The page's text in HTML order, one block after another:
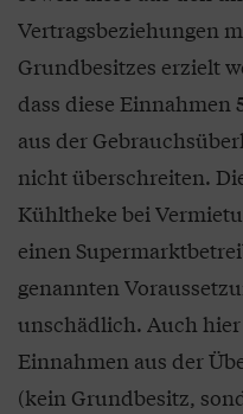
Vertragsbeziehungen
Grundbesitzes erzielt
dass diese Einnahmen
aus der
nicht überschreiten.
Kühltheke bei
einen
genannten
unschädlich. Auch
Einnahmen aus der
(kein Grundbesitz,